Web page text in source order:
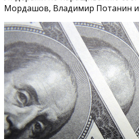
Мордашов, Владимир Потанин